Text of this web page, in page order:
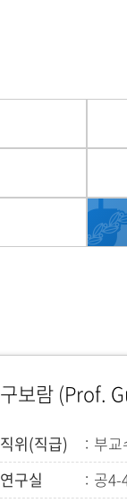
구보람 (Prof.
직위(직급)
부교
연구실
공4-